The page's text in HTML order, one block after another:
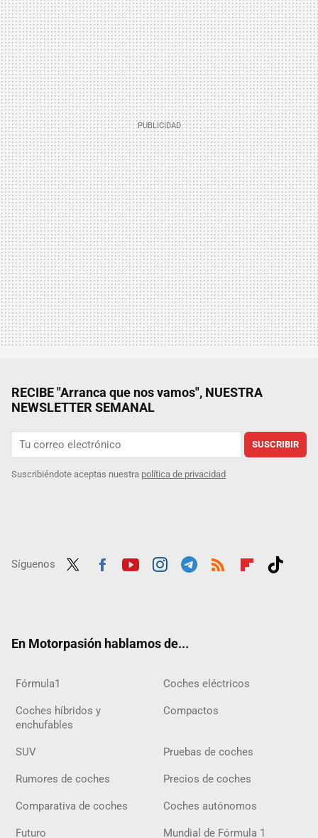
RECIBE "Arranca que nos vamos", NUESTRA
NEWSLETTER SEMANAL
SUSCRIBIR
Suscribiéndote aceptas nuestra política de privacidad
Síguenos
En Motorpasión hablamos de...
Fórmula1 Coches eléctricos
Coches híbridos y
enchufables
Compactos
SUV Pruebas de coches
Rumores de coches Precios de coches
Comparativa de coches Coches autónomos
Futuro Mundial de Fórmula 1